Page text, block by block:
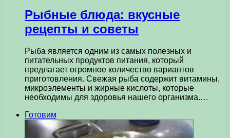
Рыбные блюда: вкусные
рецепты и советы
Рыба является одним из самых полезных и
питательных продуктов питания, который
предлагает огромное количество вариантов
приготовления. Свежая рыба содержит витамины,
микроэлементы и жирные кислоты, которые
необходимы для здоровья нашего организма.…
Готовим